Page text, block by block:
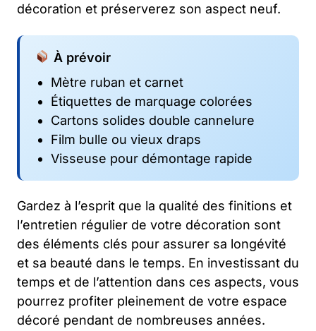
décoration et préserverez son aspect neuf.
À prévoir
Mètre ruban et carnet
Étiquettes de marquage colorées
Cartons solides double cannelure
Film bulle ou vieux draps
Visseuse pour démontage rapide
Gardez à l’esprit que la qualité des finitions et
l’entretien régulier de votre décoration sont
des éléments clés pour assurer sa longévité
et sa beauté dans le temps. En investissant du
temps et de l’attention dans ces aspects, vous
pourrez profiter pleinement de votre espace
décoré pendant de nombreuses années.